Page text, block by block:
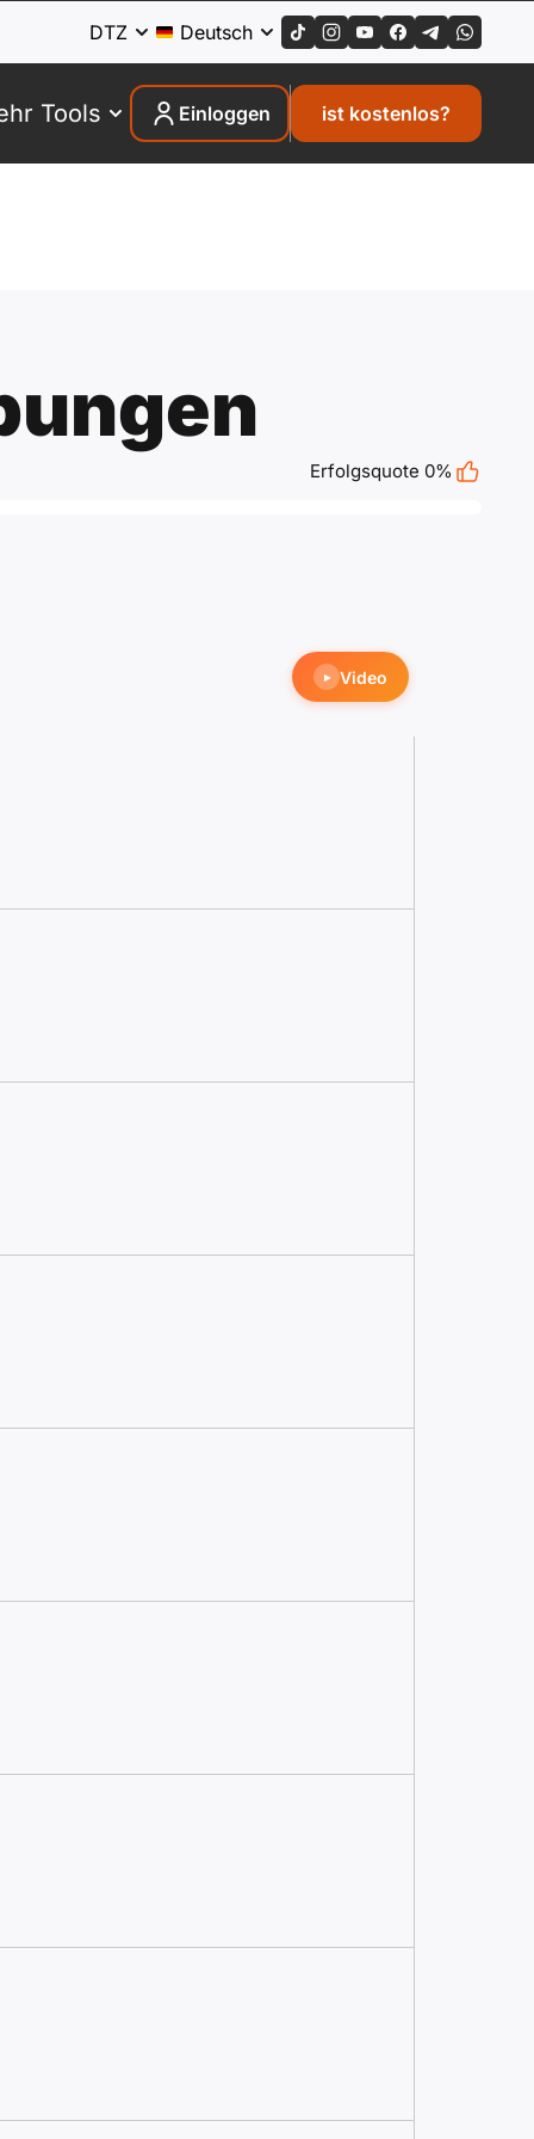
DTZ Deutsch
Tools Einloggen ist kostenlos?
Erfolgsquote 0%
► Video